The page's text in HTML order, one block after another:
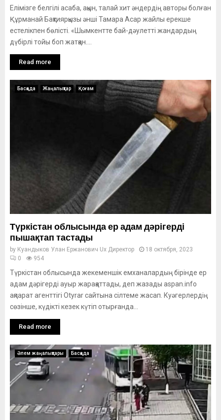
Елімізге белгілі асаба, ақын, талай хит әндердің авторы болған
Құрманай Бақтиярқызы әнші Тамара Асар жайлы ерекше
естелікпен бөлісті. «Шымкентте бай-дәулетті жандардың
дүбірлі тойы боп жатқан....
Read more
Басқада Жаңалықтар Қоғам
Түркістан облысында ер адам дәрігерді
пышақтап тастады
by Куандыков Улан Ержанович Ux Директор
18 октября, 2023
0
954
Түркістан облысында жекеменшік емханалардың бірінде ер
адам дәрігерді ауыр жарақаттады, деп жазады aspan.info
ақпарат агенттігі Otyrar сайтына сілтеме жасап. Куәгерлердің
сөзінше, күдікті кезек күтіп отырғанда...
Read more
Әлем жаңалықтары Басқада